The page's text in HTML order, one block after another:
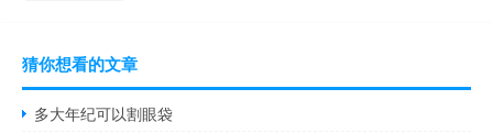
猜你想看的文章
多大年纪可以割眼袋